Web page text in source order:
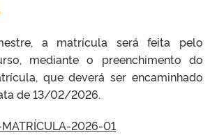
a matrícula será feita pelo
mediante o preenchimento do
que deverá ser encaminhado
de 13/02/2026.
2026-01